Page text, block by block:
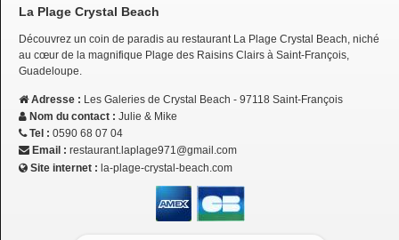
La Plage Crystal Beach
Découvrez un coin de paradis au restaurant La Plage Crystal Beach, niché
au cœur de la magnifique Plage des Raisins Clairs à Saint-François,
Guadeloupe.
Adresse : Les Galeries de Crystal Beach - 97118 Saint-François
Nom du contact : Julie & Mike
Tel : 0590 68 07 04
Email : restaurant.laplage971@gmail.com
Site internet : la-plage-crystal-beach.com